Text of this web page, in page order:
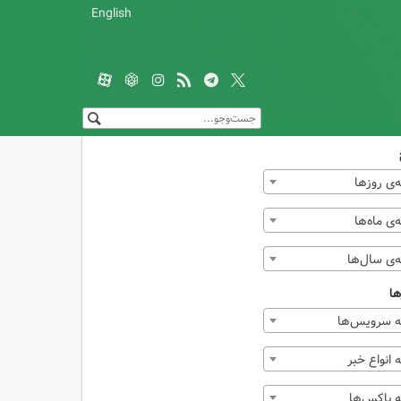
English
روزها
ماه‌ها
سال‌ها
سرویس‌ها
انواع خبر